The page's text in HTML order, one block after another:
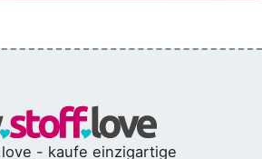
- kaufe einzigartige